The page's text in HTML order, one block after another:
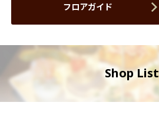
フロアガイド
Shop List